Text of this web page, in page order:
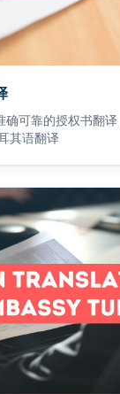
确可靠的授权书翻
其语翻译